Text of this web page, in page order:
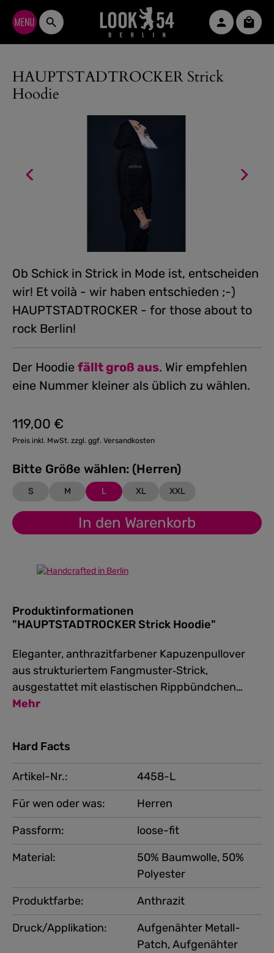
Zum Hauptinhalt springen
HAUPTSTADTROCKER Strick
Hoodie
Ob Schick in Strick in Mode ist, entscheiden
wir! Et voilà - wir haben entschieden ;-)
HAUPTSTADTROCKER - for those about to
rock Berlin!
Der Hoodie fällt groß aus. Wir empfehlen
eine Nummer kleiner als üblich zu wählen.
Regulärer Preis:
119,00 €
Preis inkl. MwSt. zzgl. ggf. Versandkosten
Bitte Größe wählen: (Herren)
S M L XL XXL
In den Warenkorb
Produktinformationen
"HAUPTSTADTROCKER Strick Hoodie"
Eleganter, anthrazitfarbener Kapuzenpullover
aus strukturiertem Fangmuster‑Strick,
ausgestattet mit elastischen Rippbündchen…
Mehr
Hard Facts
Artikel-Nr.:
4458-L
Für wen oder was:
Herren
Produktfarbe: Anthrazit
Material:
50% Baumwolle, 50%
Polyester
Passform: loose-fit
Druck/Applikation:
Aufgenähter Metall-
Patch, Aufgenähter